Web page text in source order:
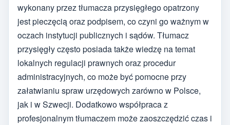
wykonany przez tłumacza przysięgłego opatrzony
jest pieczęcią oraz podpisem, co czyni go ważnym w
oczach instytucji publicznych i sądów. Tłumacz
przysięgły często posiada także wiedzę na temat
lokalnych regulacji prawnych oraz procedur
administracyjnych, co może być pomocne przy
załatwianiu spraw urzędowych zarówno w Polsce,
jak i w Szwecji. Dodatkowo współpraca z
profesjonalnym tłumaczem może zaoszczędzić czas i